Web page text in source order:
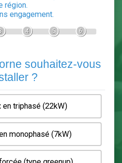
de borne de
3 devis comparatifs
sans engagement.
3 6
borne souhaitez-
installer ?